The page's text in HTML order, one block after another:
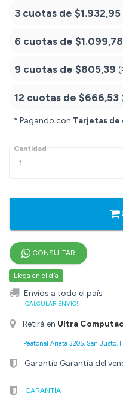
3 cuotas de $1.932,95
6 cuotas de $1.099,78
9 cuotas de $805,39
12 cuotas de $666,53
* Pagando con Tarjetas
Cantidad
CONSULTAR
Llega en el día
Envíos a todo el país
¡CALCULAR ENVÍO!
Retirá en Ultra
Peatonal Arieta 3205, San Justo.
Garantía Garantía del
GARANTÍA